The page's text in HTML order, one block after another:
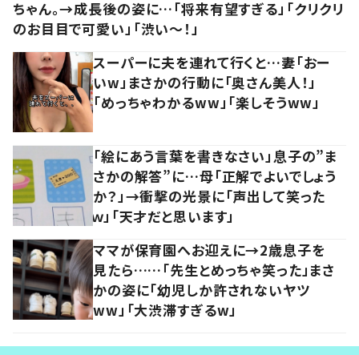
ちゃん。→成長後の姿に…「将来有望すぎる」「クリクリ
のお目目で可愛い」「渋い～！」
スーパーに夫を連れて行くと…妻「おー
いw」まさかの行動に「奥さん美人！」
「めっちゃわかるww」「楽しそうww」
「絵にあう言葉を書きなさい」息子の”ま
さかの解答”に…母「正解でよいでしょう
か？」→衝撃の光景に「声出して笑った
ｗ」「天才だと思います」
ママが保育園へお迎えに→2歳息子を
見たら……「先生とめっちゃ笑った」まさ
かの姿に「幼児しか許されないヤツ
ww」「大渋滞すぎるw」